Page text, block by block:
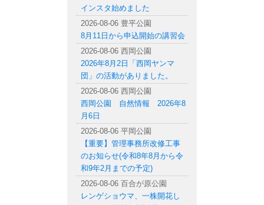
インスタ始めました
2026-08-06 豊平公園
8月11日から申込開始の講習会
2026-08-06 西岡公園
2026年8月2日「西岡ヤンマ
団」の活動がありました。
2026-08-06 西岡公園
西岡公園 自然情報 2026年8
月6日
2026-08-06 平岡公園
【重要】管理事務所改修工事
のお知らせ(令和8年8月から令
和9年2月までの予定)
2026-08-06 百合が原公園
レンゲショウマ、一株開花し